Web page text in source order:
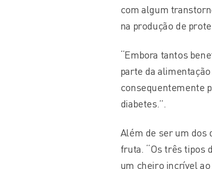
com algum
na produção de
“Embora tantos
parte da
consequentemente
diabetes.”.
Além de ser um dos
fruta. “Os três tipos
um cheiro incrível